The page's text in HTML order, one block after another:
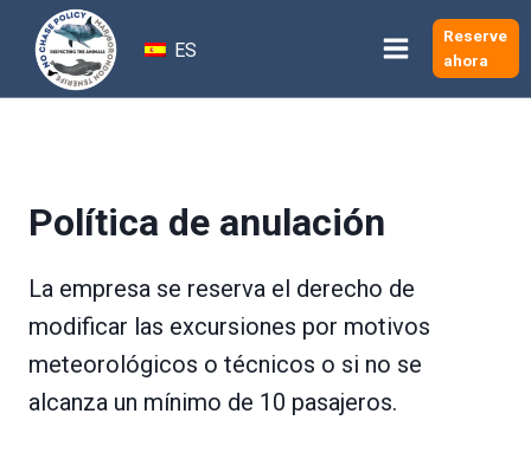
Saltar
Contenido
ES
Reserve
ahora
Política de anulación
La empresa se reserva el derecho de
modificar las excursiones por motivos
meteorológicos o técnicos o si no se
alcanza un mínimo de 10 pasajeros.